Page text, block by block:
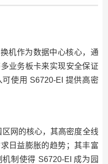
机作为数据中心核心，通
业务板卡来实现安全保证
使用 S6720-EI 提供高密
网的核心，其高密度全线
日益膨胀的趋势；其丰富
制使得 S6720-EI 成为园